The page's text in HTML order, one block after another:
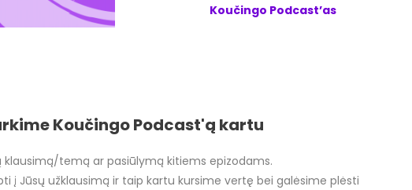
Koučingo Podcast’as
Koučingo Podcast'ą kartu
temą ar pasiūlymą kitiems epizodams.
į Jūsų užklausimą ir taip kartu kursime vertę bei galėsime plėsti